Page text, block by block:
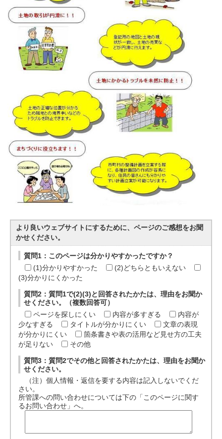
より良いウェブサイトにするために、ページのご感想をお聞
かせください。
質問1：このページは分かりやすかったですか？
(1)分かりやすかった
(2)どちらともいえない
(3)分かりにくかった
質問2：質問1で(2)(3)と回答されたかたは、理由をお聞か
せください。（複数回答可）
ページを探しにくい
内容が多すぎる
内容が
少なすぎる
タイトルが分かりにくい
文章の表現
が分かりにくい
箇条書きや表の活用など見せ方の工夫
が足りない
その他
質問3：質問2でその他と回答されたかたは、理由をお聞か
せください。
（注）個人情報・返信を要する内容は記入しないでくだ
さい。
所管課への問い合わせについては下の「このページに関す
るお問い合わせ」へ。